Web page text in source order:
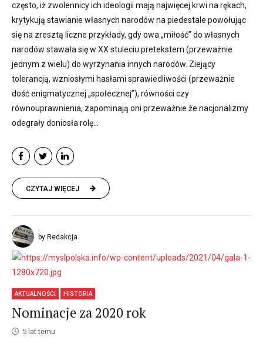
często, iż zwolennicy ich ideologii mają najwięcej krwi na rękach,
krytykują stawianie własnych narodów na piedestale powołując
się na zresztą liczne przykłady, gdy owa „miłość” do własnych
narodów stawała się w XX stuleciu pretekstem (przeważnie
jednym z wielu) do wyrzynania innych narodów. Ziejący
tolerancją, wzniosłymi hasłami sprawiedliwości (przeważnie
dość enigmatycznej „społecznej”), równości czy
równouprawnienia, zapominają oni przeważnie że nacjonalizmy
odegrały doniosła rolę...
CZYTAJ WIĘCEJ
by Redakcja
AKTUALNOŚCI HISTORIA
Nominacje za 2020 rok
5 lat temu